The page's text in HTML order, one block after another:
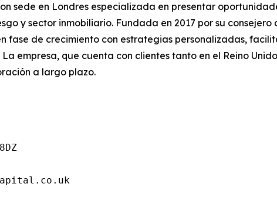
sede en Londres especializada en presentar
y sector inmobiliario. Fundada en 2017 por su
fase de crecimiento con estrategias personalizadas,
empresa, que cuenta con clientes tanto en el Reino
a largo plazo.